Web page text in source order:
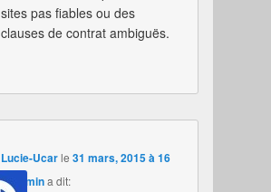
sites pas fiables ou des
clauses de contrat ambiguës.
Lucie-Ucarle31 mars, 2015 à 16
h 51 mina dit: